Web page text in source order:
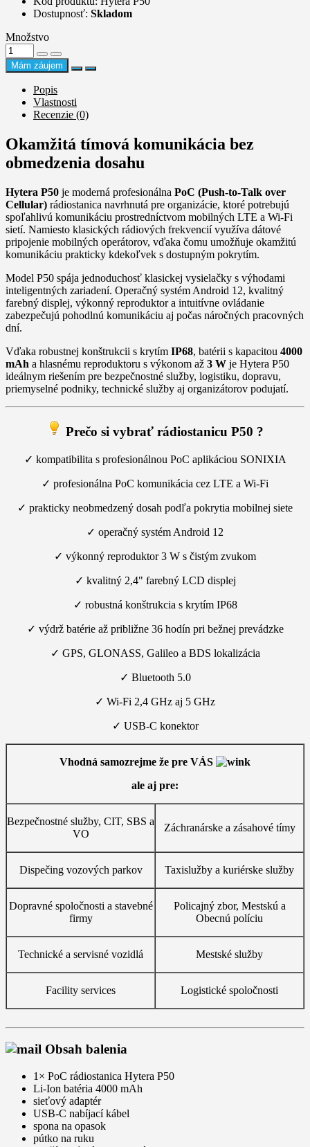
Dostupnosť: Skladom
Množstvo
Mám záujem
Popis
Vlastnosti
Recenzie (0)
Okamžitá tímová komunikácia bez
obmedzenia dosahu
Hytera P50 je moderná profesionálna PoC (Push-to-Talk over
Cellular) rádiostanica navrhnutá pre organizácie, ktoré potrebujú
spoľahlivú komunikáciu prostredníctvom mobilných LTE a Wi-Fi
sietí. Namiesto klasických rádiových frekvencií využíva dátové
pripojenie mobilných operátorov, vďaka čomu umožňuje okamžitú
komunikáciu prakticky kdekoľvek s dostupným pokrytím.
Model P50 spája jednoduchosť klasickej vysielačky s výhodami
inteligentných zariadení. Operačný systém Android 12, kvalitný
farebný displej, výkonný reproduktor a intuitívne ovládanie
zabezpečujú pohodlnú komunikáciu aj počas náročných pracovných
dní.
Vďaka robustnej konštrukcii s krytím IP68, batérii s kapacitou 4000
mAh a hlasnému reproduktoru s výkonom až 3 W je Hytera P50
ideálnym riešením pre bezpečnostné služby, logistiku, dopravu,
priemyselné podniky, technické služby aj organizátorov podujatí.
Prečo si vybrať rádiostanicu P50 ?
✓ kompatibilita s profesionálnou PoC aplikáciou SONIXIA
✓ profesionálna PoC komunikácia cez LTE a Wi-Fi
✓ prakticky neobmedzený dosah podľa pokrytia mobilnej siete
✓ operačný systém Android 12
✓ výkonný reproduktor 3 W s čistým zvukom
✓ kvalitný 2,4" farebný LCD displej
✓ robustná konštrukcia s krytím IP68
✓ výdrž batérie až približne 36 hodín pri bežnej prevádzke
✓ GPS, GLONASS, Galileo a BDS lokalizácia
✓ Bluetooth 5.0
✓ Wi-Fi 2,4 GHz aj 5 GHz
✓ USB-C konektor
Vhodná samozrejme že pre VÁS
ale aj pre:
Bezpečnostné služby, CIT, SBS a
VO
Záchranárske a zásahové tímy
Dispečing vozových parkov Taxislužby a kuriérske služby
Dopravné spoločnosti a stavebné
firmy
Policajný zbor, Mestskú a
Obecnú políciu
Technické a servisné vozidlá Mestské služby
Facility services Logistické spoločnosti
Obsah balenia
1× PoC rádiostanica Hytera P50
Li-Ion batéria 4000 mAh
sieťový adaptér
USB-C nabíjací kábel
spona na opasok
pútko na ruku